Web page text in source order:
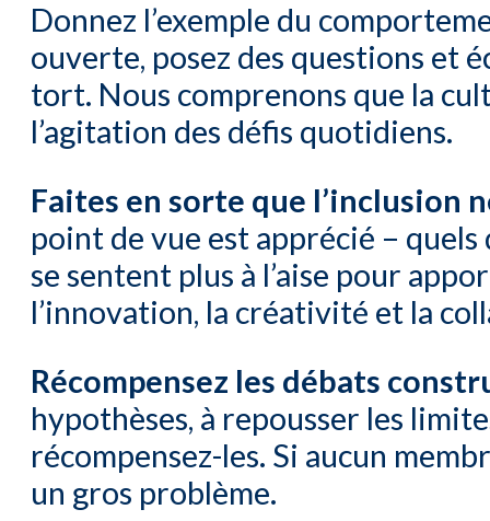
Donnez l’exemple du
ouverte, posez des questions et
tort. Nous comprenons que la
l’agitation des défis quotidiens.
Faites en sorte que l’inclusion
point de vue est apprécié –
se sentent plus à l’aise pour
l’innovation, la créativité et la
Récompensez les débats
hypothèses, à repousser les
récompensez-les. Si aucun
un gros problème.